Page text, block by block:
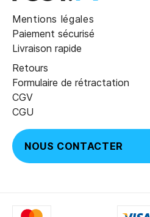
Mentions légales
Paiement sécurisé
Livraison rapide
Retours
Formulaire de rétractation
CGV
CGU
NOUS CONTACTER